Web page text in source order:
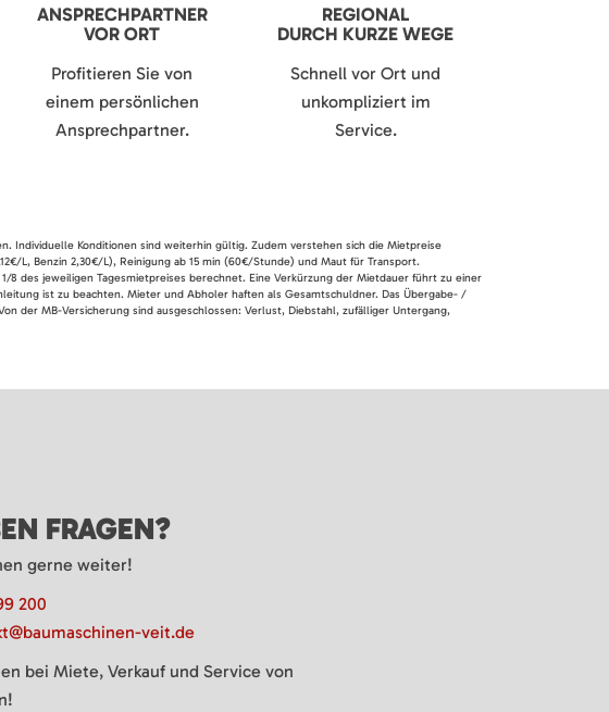
ANSPRECHPARTNER
VOR ORT
Profitieren Sie von
einem persönlichen
Ansprechpartner.
REGIONAL
DURCH KURZE WEGE
Schnell vor Ort und
unkompliziert im
Service.
Individuelle Konditionen sind weiterhin gültig. Zudem verstehen sich die Mietpreise
L, Benzin 2,30€/L), Reinigung ab 15 min (60€/Stunde) und Maut für Transport.
des jeweiligen Tagesmietpreises berechnet. Eine Verkürzung der Mietdauer führt zu einer
ist zu beachten. Mieter und Abholer haften als Gesamtschuldner. Das Übergabe- /
der MB-Versicherung sind ausgeschlossen: Verlust, Diebstahl, zufälliger Untergang,
FRAGEN?
gerne weiter!
200
veit.de
bei Miete, Verkauf und Service von